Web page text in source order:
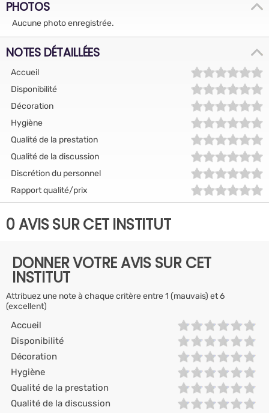
PHOTOS
Aucune photo enregistrée.
NOTES DÉTAILLÉES
Accueil
Disponibilité
Décoration
Hygiène
Qualité de la prestation
Qualité de la discussion
Discrétion du personnel
Rapport qualité/prix
0 AVIS SUR CET INSTITUT
DONNER VOTRE AVIS SUR CET
INSTITUT
Attribuez une note à chaque critère entre 1 (mauvais) et 6
(excellent)
Accueil
Disponibilité
Décoration
Hygiène
Qualité de la prestation
Qualité de la discussion